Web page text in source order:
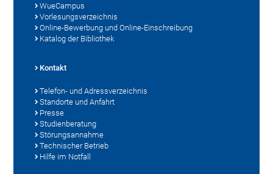
WueCampus
Vorlesungsverzeichnis
Online-Bewerbung und Online-Einschreibung
Katalog der Bibliothek
Kontakt
Telefon- und Adressverzeichnis
Standorte und Anfahrt
Presse
Studienberatung
Störungsannahme
Technischer Betrieb
Hilfe im Notfall